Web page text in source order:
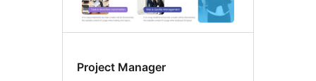
Project Manager